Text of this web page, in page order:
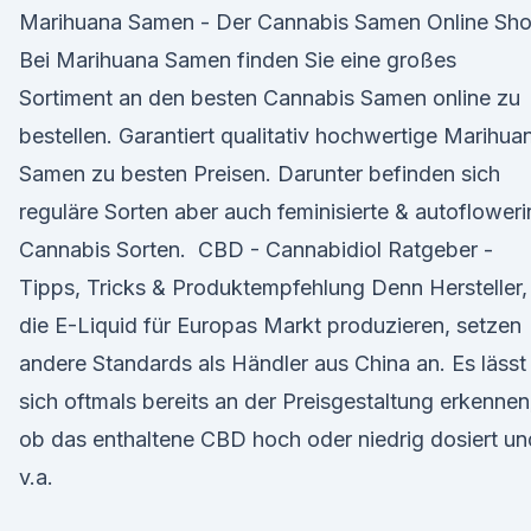
Marihuana Samen - Der Cannabis Samen Online
Bei Marihuana Samen finden Sie eine großes
Sortiment an den besten Cannabis Samen online zu
bestellen. Garantiert qualitativ hochwertige
Samen zu besten Preisen. Darunter befinden sich
reguläre Sorten aber auch feminisierte &
Cannabis Sorten. ️ CBD - Cannabidiol Ratgeber -
Tipps, Tricks & Produktempfehlung Denn Hersteller,
die E-Liquid für Europas Markt produzieren, setzen
andere Standards als Händler aus China an. Es lässt
sich oftmals bereits an der Preisgestaltung
ob das enthaltene CBD hoch oder niedrig dosiert
v.a.